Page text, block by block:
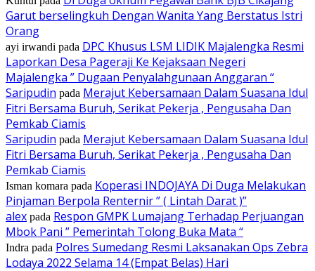
Garut berselingkuh Dengan Wanita Yang Berstatus Istri
Orang
ayi irwandi pada DPC Khusus LSM LIDIK Majalengka Resmi
Laporkan Desa Pageraji Ke Kejaksaan Negeri
Majalengka ” Dugaan Penyalahgunaan Anggaran “
Saripudin pada Merajut Kebersamaan Dalam Suasana Idul
Fitri Bersama Buruh, Serikat Pekerja , Pengusaha Dan
Pemkab Ciamis
Saripudin pada Merajut Kebersamaan Dalam Suasana Idul
Fitri Bersama Buruh, Serikat Pekerja , Pengusaha Dan
Pemkab Ciamis
Isman komara pada Koperasi INDOJAYA Di Duga Melakukan
Pinjaman Berpola Renternir ” ( Lintah Darat )”
alex pada Respon GMPK Lumajang Terhadap Perjuangan
Mbok Pani ” Pemerintah Tolong Buka Mata “
Indra pada Polres Sumedang Resmi Laksanakan Ops Zebra
Lodaya 2022 Selama 14 (Empat Belas) Hari